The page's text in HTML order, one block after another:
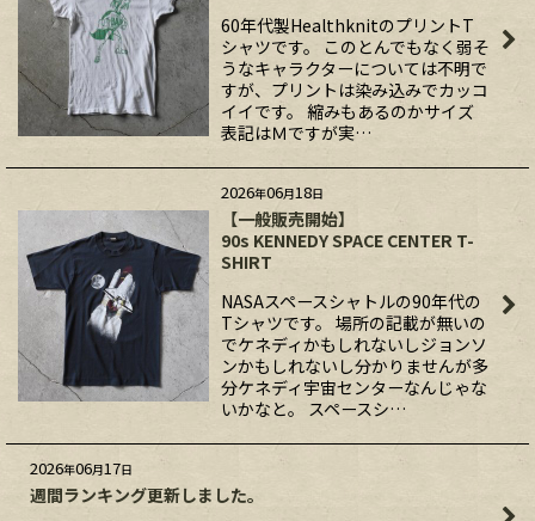
60年代製HealthknitのプリントT
シャツです。 このとんでもなく弱そ
うなキャラクターについては不明で
すが、プリントは染み込みでカッコ
イイです。 縮みもあるのかサイズ
表記はＭですが実…
2026年06月18日
【一般販売開始】
90s KENNEDY SPACE CENTER T-
SHIRT
NASAスペースシャトルの90年代の
Tシャツです。 場所の記載が無いの
でケネディかもしれないしジョンソ
ンかもしれないし分かりませんが多
分ケネディ宇宙センターなんじゃな
いかなと。 スペースシ…
2026年06月17日
週間ランキング更新しました。